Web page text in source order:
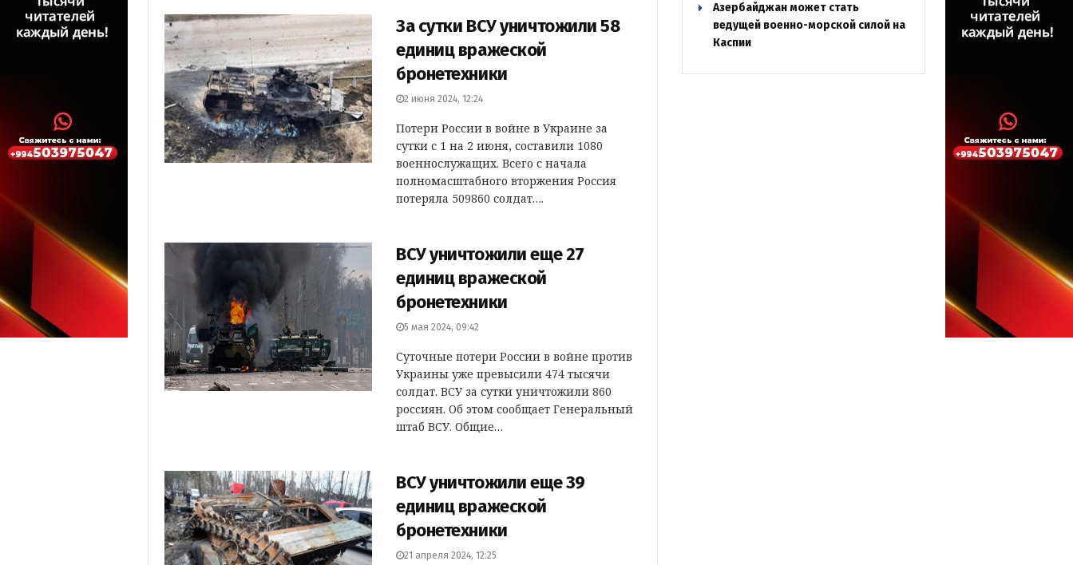
За сутки ВСУ уничтожили 58
единиц вражеской
бронетехники
2 июня 2024, 12:24
Потери России в войне в Украине за
сутки с 1 на 2 июня, составили 1080
военнослужащих. Всего с начала
полномасштабного вторжения Россия
потеряла 509860 солдат….
ВСУ уничтожили еще 27
единиц вражеской
бронетехники
5 мая 2024, 09:42
Суточные потери России в войне против
Украины уже превысили 474 тысячи
солдат. ВСУ за сутки уничтожили 860
россиян. Об этом сообщает Генеральный
штаб ВСУ. Общие…
ВСУ уничтожили еще 39
единиц вражеской
бронетехники
21 апреля 2024, 12:25
Азербайджан может стать
ведущей военно-морской силой на
Каспии